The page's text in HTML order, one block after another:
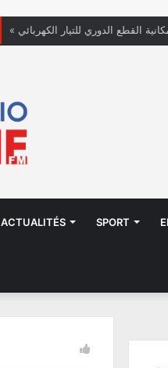
القطع الدوري للتيار الكهربائي
ACTUALITÉS SPORT